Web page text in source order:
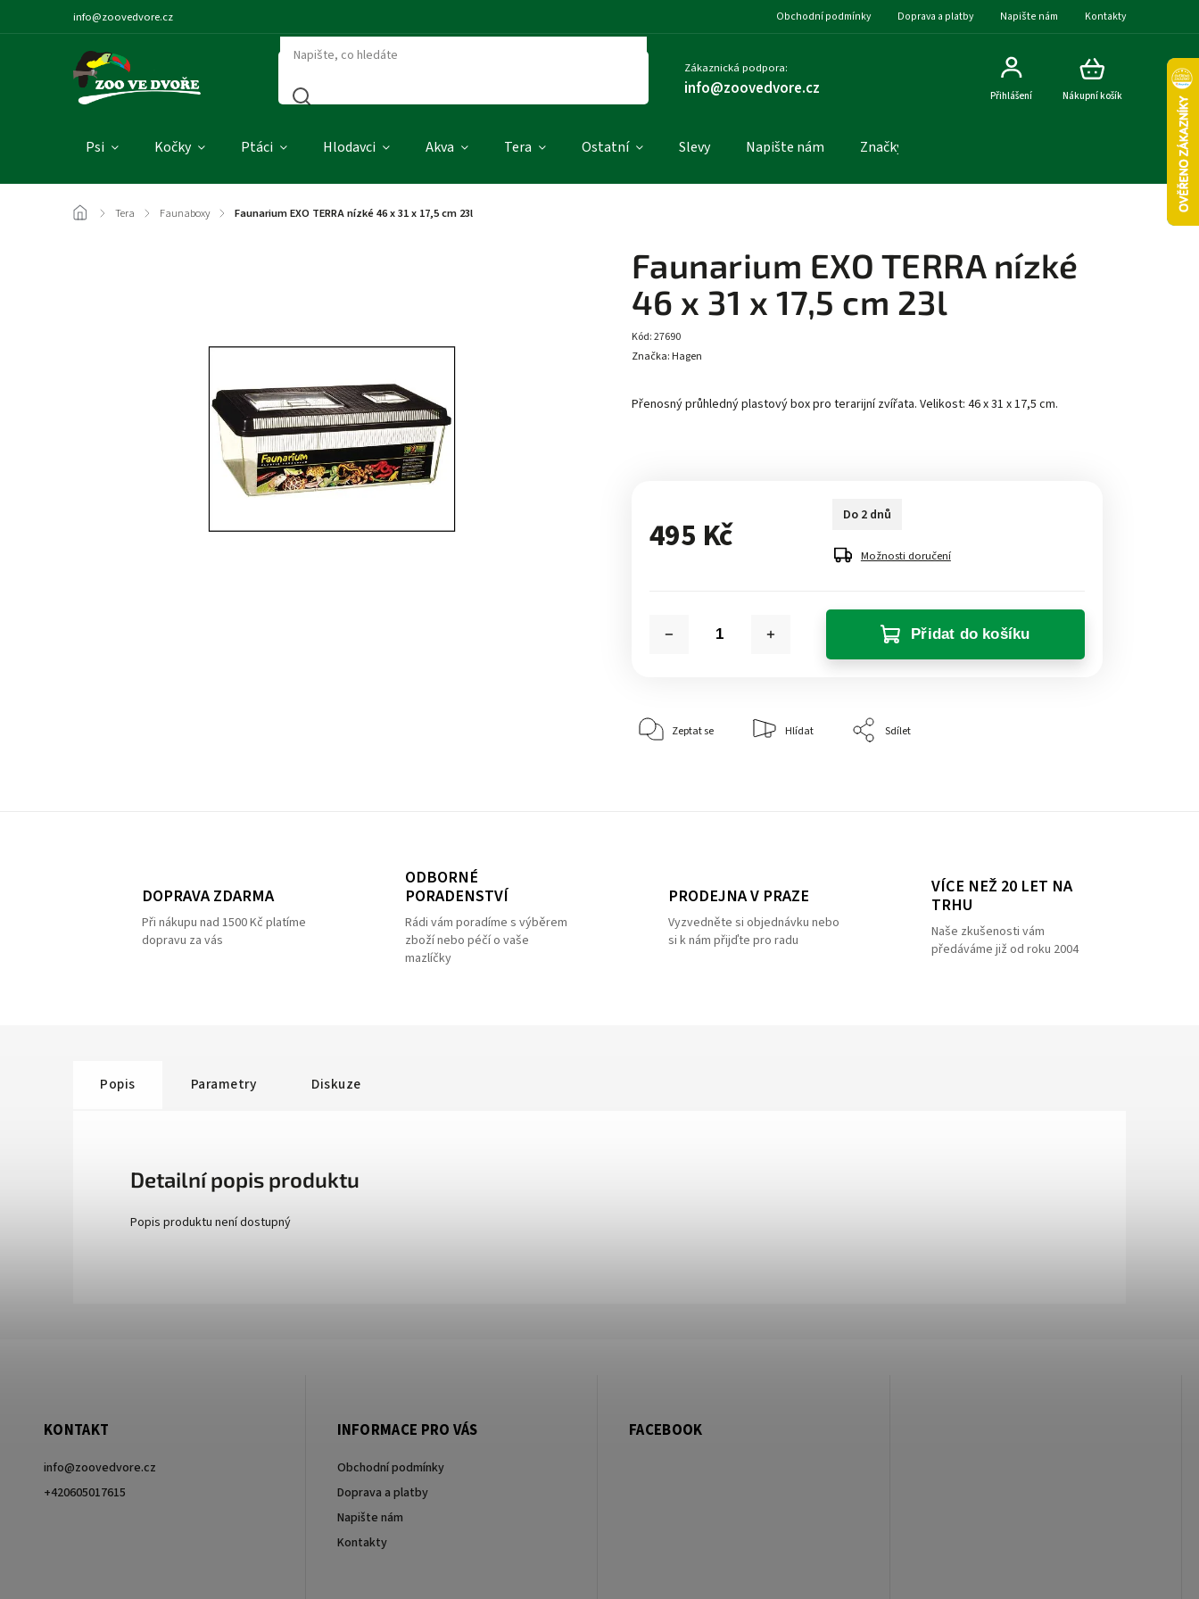
info@zoovedvore.cz Obchodní podmínky Doprava a platby Napište nám Kontakty
Zákaznická podpora:
info@zoovedvore.cz Nákupní košík
Přihlášení
Psi Kočky Ptáci Hlodavci Akva Tera Ostatní Slevy Napište nám Značky
/ Tera / Faunaboxy / Faunarium EXO TERRA nízké 46 x 31 x 17,5 cm 23l
Faunarium EXO TERRA nízké
46 x 31 x 17,5 cm 23l
Kód:27690
Přenosný průhledný plastový box pro terarijní zvířata. Velikost: 46 x 31 x 17,5 cm.
Značka: Hagen
495 Kč
Do 2 dnů
Možnosti doručení
Přidat do košíku
Zeptat se Hlídat Sdílet
DOPRAVA ZDARMA
Při nákupu nad 1500 Kč platíme
dopravu za vás
ODBORNÉ
PORADENSTVÍ
Rádi vám poradíme s výběrem
zboží nebo péčí o vaše
mazlíčky
PRODEJNA V PRAZE
Vyzvedněte si objednávku nebo
si k nám přijďte pro radu
VÍCE NEŽ 20 LET NA
TRHU
Naše zkušenosti vám
předáváme již od roku 2004
Popis Parametry Diskuze
Detailní popis produktu
Popis produktu není dostupný
KONTAKT
info@zoovedvore.cz
+420605017615
INFORMACE PRO VÁS
Obchodní podmínky
Doprava a platby
Napište nám
Kontakty
FACEBOOK